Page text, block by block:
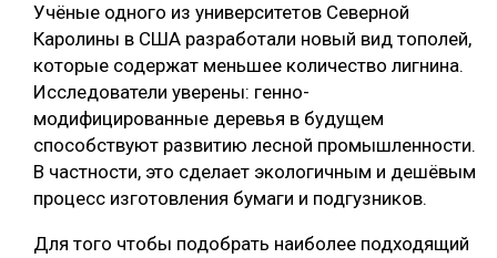
БИОЭНЕРГЕТИКА
ЛЕСОВОССТАНОВЛЕНИЕ И ЗАЩИТА
ЛОГИСТИКА
ПРОИЗВОДСТВО ДРЕВЕСНЫХ ПЛИТ
ЦБП
КОМПЛЕКСНАЯ ПЕРЕРАБОТКА
ПОДБОРКИ СТАТЕЙ
Учёные одного из университетов Северной
Каролины в США разработали новый вид тополей,
которые содержат меньшее количество лигнина.
Исследователи уверены: генно-
модифицированные деревья в будущем
способствуют развитию лесной промышленности.
В частности, это сделает экологичным и дешёвым
процесс изготовления бумаги и подгузников.
Для того чтобы подобрать наиболее подходящий